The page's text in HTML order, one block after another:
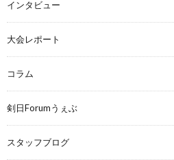
インタビュー
大会レポート
コラム
剣日Forumうぇぶ
スタッフブログ